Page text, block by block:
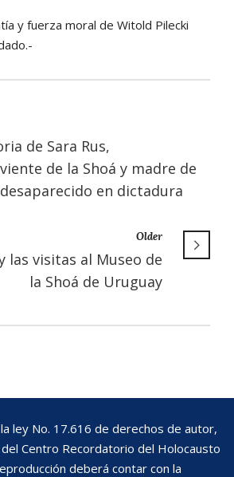
y fuerza moral de Witold Pilecki
de Sara Rus,
de la Shoá y madre de
en dictadura
Older
las visitas al Museo de
la Shoá de Uruguay
ley No. 17.616 de derechos de autor,
Centro Recordatorio del Holocausto
deberá contar con la